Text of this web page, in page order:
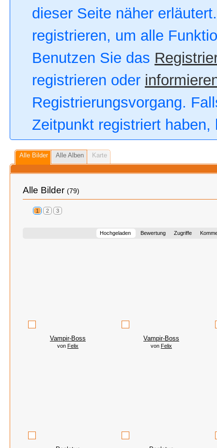
dieser Seite näher
registrieren, um alle
Benutzen Sie das
registrieren oder
Registrierungsvorgang.
Zeitpunkt registriert
Alle Bilder Alle Alben Karte
Alle Bilder (79)
1 2 3
Hochgeladen Bewertung Zugriffe
Vampir-Boss
von Felix
Vampir-Boss
von Felix